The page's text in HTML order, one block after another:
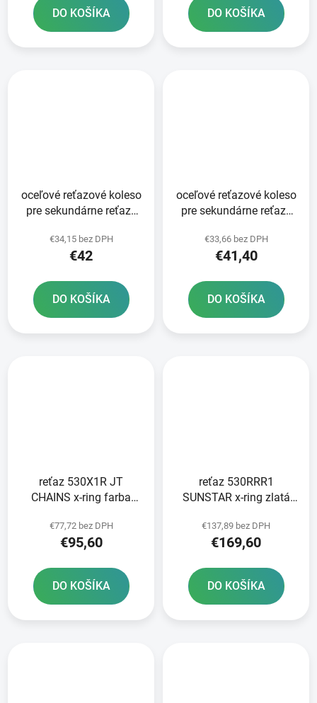
DO KOŠÍKA DO KOŠÍKA
oceľové reťazové koleso
pre sekundárne reťaze
zubov
€34,15 bez DPH
€42
DO KOŠÍKA
oceľové reťazové koleso
pre sekundárne reťaze
zubov
€33,66 bez DPH
€41,40
DO KOŠÍKA
reťaz 530X1R JT
CHAINS x-ring farba
vrátane nitovej spojky
€77,72 bez DPH
€95,60
DO KOŠÍKA
reťaz 530RRR1
SUNSTAR x-ring zlatá
€137,89 bez DPH
€169,60
DO KOŠÍKA